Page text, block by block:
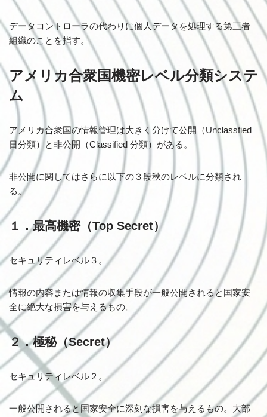
データコントローラの代わりに個人データを処理する第三者
組織のことを指す。
アメリカ合衆国機密レベル分類システ
ム
アメリカ合衆国の情報管理は大きく分けて公開（Unclassfied
日分類）と非公開（Classified 分類）がある。
非公開に関してはさらに以下の３段秋のレベルに分類され
る。
１．最高機密（Top Secret）
セキュリティレベル３。
情報の内容または情報の収集手段が一般公開されると国家安
全に絶大な損害を与えるもの。
２．極秘（Secret）
セキュリティレベル２。
一般公開されると国家安全に深刻な損害を与えるもの。大部